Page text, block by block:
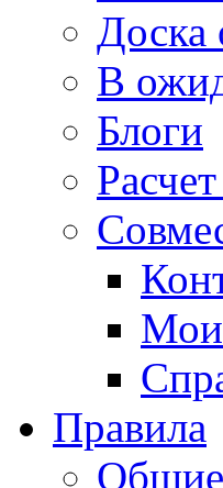
Доска
В
Блоги
Мои
Правила
Общие